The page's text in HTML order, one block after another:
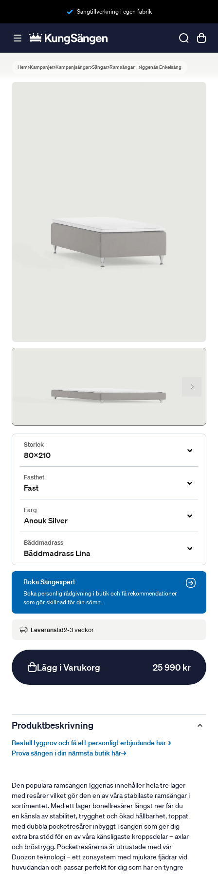
Sängtillverkning i egen fabrik
Hem Kampanjer Kampanjsängar Sängar Ramsängar Iggenäs Enkelsäng
Storlek
80x210
Fasthet
Fast
Färg
Anouk Silver
Bäddmadrass
Bäddmadrass Lina
Boka Sängexpert
Boka personlig rådgivning i butik och få rekommendationer
som gör skillnad för din sömn.
Leveranstid2-3 veckor
Lägg i Varukorg 25 990 kr
Produktbeskrivning
Beställ tygprov och få ett personligt erbjudande här→
Prova sängen i din närmsta butik här→
Den populära ramsängen Iggenäs innehåller hela tre lager
med resårer vilket gör den en av våra stabilaste ramsängar i
sortimentet. Med ett lager bonellresårer längst ner får du
en känsla av stabilitet, trygghet och ökad hållbarhet, toppat
med dubbla pocketresårer inbyggt i sängen som ger dig
extra bra stöd för en av våra känsligaste kroppsdelar – axlar
och bröstrygg. Pocketresårerna är utrustade med vår
Duozon teknologi – ett zonsystem med mjukare fjädrar vid
huvudändan och passar perfekt för dig som har en tyngre